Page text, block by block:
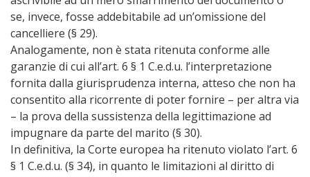
se, invece, fosse addebitabile ad un’omissione del
cancelliere (§ 29).
Analogamente, non è stata ritenuta conforme alle
garanzie di cui all’art. 6 § 1 C.e.d.u. l’interpretazione
fornita dalla giurisprudenza interna, atteso che non ha
consentito alla ricorrente di poter fornire – per altra via
– la prova della sussistenza della legittimazione ad
impugnare da parte del marito (§ 30).
In definitiva, la Corte europea ha ritenuto violato l’art. 6
§ 1 C.e.d.u. (§ 34), in quanto le limitazioni al diritto di